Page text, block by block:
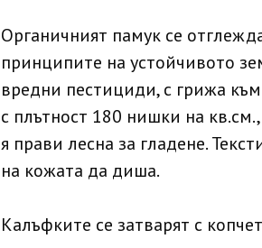
Органичният памук се
принципите на устойчивото
вредни пестициди, с грижа
с плътност 180 нишки на
я прави лесна за гладене.
на кожата да диша.
Калъфките се затварят с